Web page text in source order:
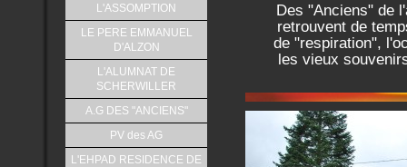
L'ASSOMPTION
LE PERE EMMANUEL
D'ALZON
L'ALUMNAT DE
SCHERWILLER
A.G DES "ANCIENS"
PV des AG
L'EHPAD RESIDENCE DE
Des "Anciens" de
retrouvent de
de "respiration",
les vieux